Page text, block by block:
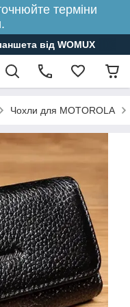
терміни
від WOMUX
Чохли для MOTOROLA